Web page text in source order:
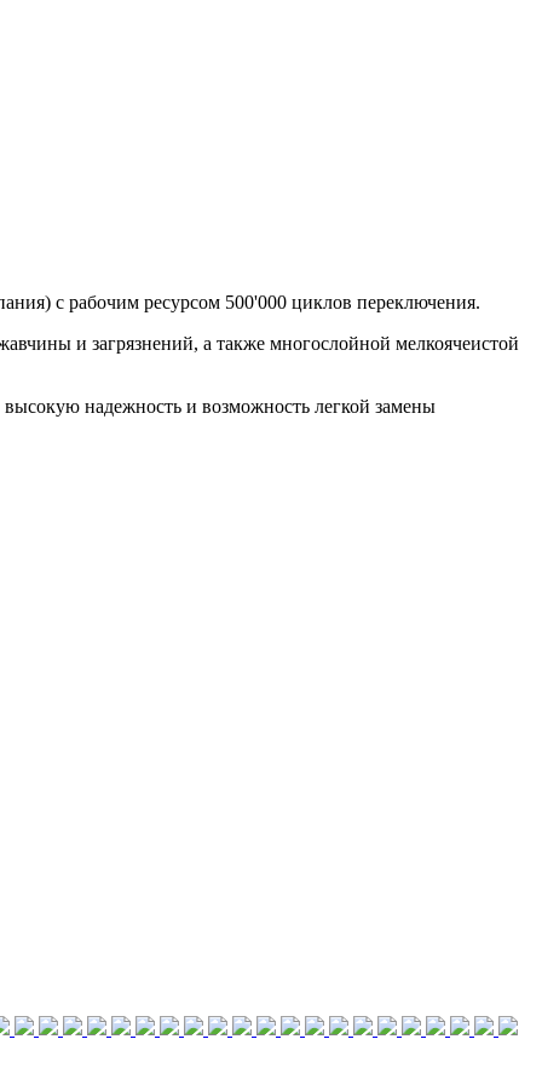
с рабочим ресурсом 500'000 циклов переключения.
и загрязнений, а также многослойной мелкоячеистой
надежность и возможность легкой замены